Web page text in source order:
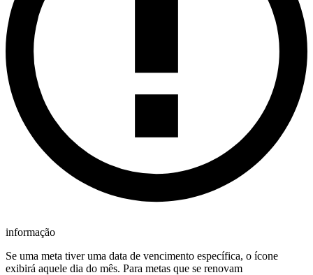
informação
Se uma meta tiver uma data de vencimento específica, o ícone
exibirá aquele dia do mês. Para metas que se renovam